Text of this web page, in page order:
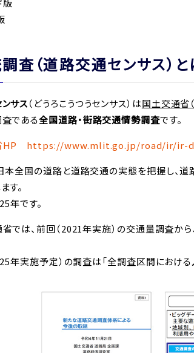
版
査（道路交通センサス）と
サス（どうろこうつうセンサス）は国土交通省
である全国道路・街路交通情勢調査です。
HP https://www.mlit.go.jp/road/ir/ir-
本全国の道路と道路交通の実態を把握し、
す。
年です。
では、前回（2021年実施）の交通量調査か
年実施予定）の調査は「全調査区間における